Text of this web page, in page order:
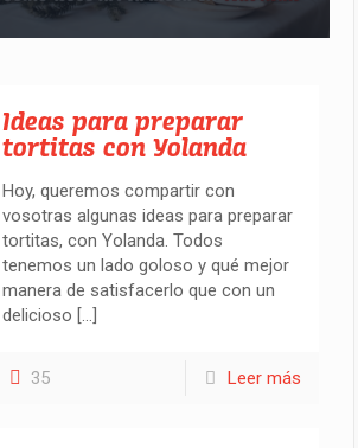
Ideas para preparar
tortitas con Yolanda
Hoy, queremos compartir con
vosotras algunas ideas para preparar
tortitas, con Yolanda. Todos
tenemos un lado goloso y qué mejor
manera de satisfacerlo que con un
delicioso […]
35 Leer más